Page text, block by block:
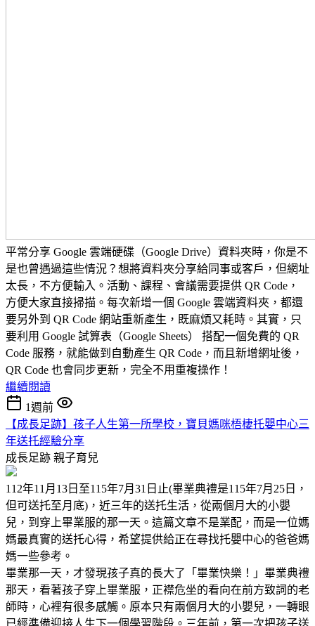
平常分享 Google 雲端硬碟（Google Drive）資料夾時，你是不
是也曾遇過這些情況？想將資料夾分享給同事或客戶，但網址
太長，不方便輸入。活動、課程、會議需要提供 QR Code，
方便大家直接掃描。每次新增一個 Google 雲端資料夾，都還
要另外到 QR Code 網站重新產生，既麻煩又耗時。其實，只
要利用 Google 試算表（Google Sheets） 搭配一個免費的 QR
Code 服務，就能做到自動產生 QR Code，而且新增網址後，
QR Code 也會同步更新，完全不用重複操作！
繼續閱讀
1週前
【成長足跡】孩子人生第一所學校，寶貝媽咪梧棲托嬰中心三
年送托經驗分享
成長足跡 親子育兒
112年11月13日至115年7月31日止(畢業典禮是115年7月25日，
但可送托至月底)，近三年的送托生活，從兩個月大的小嬰
兒，到穿上畢業服的那一天。這篇文章不是業配，而是一位媽
媽最真實的送托心得，希望提供給正在尋找托嬰中心的爸爸媽
媽一些參考。
畢業那一天，才發現孩子真的長大了「畢業快樂！」畢業典禮
那天，看著孩子穿上畢業服，正襟危坐的看向在前方致詞的老
師時，心裡有很多感觸。原本只有兩個月大的小嬰兒，一轉眼
已經準備迎接人生下一個學習階段。三年前，第一次把孩子送